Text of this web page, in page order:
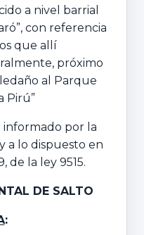
a nivel barrial
con referencia
que allí
próximo
al Parque
Pirú”
informado por la
a lo dispuesto en
de la ley 9515.
DE SALTO
: